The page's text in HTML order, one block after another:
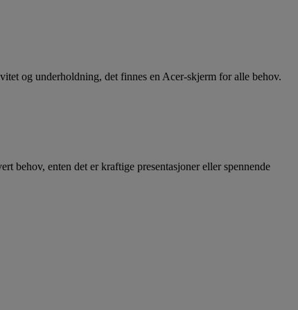
og underholdning, det finnes en Acer-skjerm for alle behov.
enten det er kraftige presentasjoner eller spennende